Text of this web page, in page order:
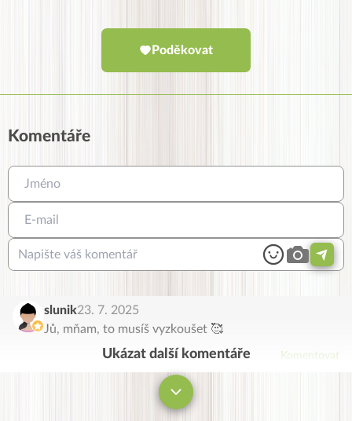
Poděkovat
Komentáře
slunik23. 7. 2025
Jů, mňam, to musíš vyzkoušet 🥰
Komentovat
Ukázat další komentáře